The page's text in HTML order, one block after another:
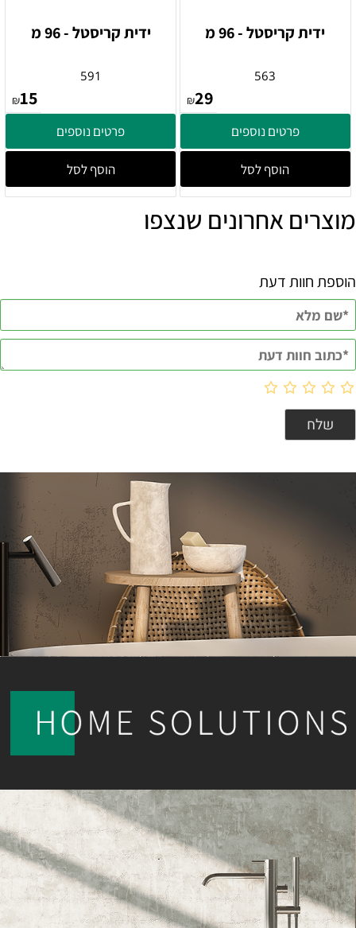
ידית קריסטל - 96 מ
563
₪29
פרטים נוספים
הוסף לסל
ידית קריסטל - 96 מ
591
₪15
פרטים נוספים
הוסף לסל
מוצרים אחרונים שנצפו
הוספת חוות דעת